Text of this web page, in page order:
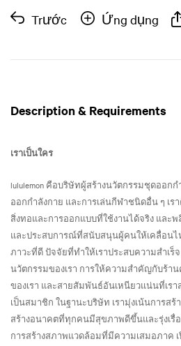
Trước Ứng dụng
Description & Requirements
เราเป็นใคร
lululemon คือบริษัทผู้สร้างนวัตกรรมชุดออก
ออกกำลังกาย และการเล่นกีฬาชนิดอื่น ๆ เ
สิ่งทอและการออกแบบที่ใช้งานได้จริง แล
และประสบการณ์ที่สนับสนุนผู้คนให้เคลื่อนไ
ภาวะที่ดี ปัจจัยที่ทำให้เราประสบความสำเ
นวัตกรรมของเรา การให้ความสำคัญกับร้
ของเรา และสายสัมพันธ์อันเหนียวแน่นที่เร
เป็นสมาชิก ในฐานะบริษัท เรามุ่งเน้นการสร้
สร้างอนาคตที่ทุกคนมีสุขภาพดีขึ้นและรุ่งเรื่อ
การสร้างสภาพแวดล้อมที่มีความเสมอภาค